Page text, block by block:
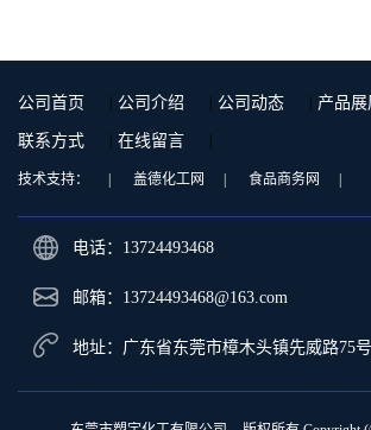
公司首页 | 公司介绍 | 公司动态 | 产品展
联系方式 | 在线留言 |
技术支持： | 盖德化工网 | 食品商务网 |
电话：13724493468
邮箱： 13724493468@163.com
地址：广东省东莞市樟木头镇先威路75